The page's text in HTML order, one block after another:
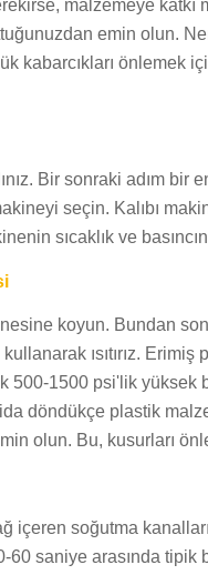
malzemeye
emin olun.
kabarcıkları önlemek
Bir sonraki adım bir
seçin. Kalıbı
sıcaklık ve
koyun. Bundan
ısıtırız.
500-1500 psi'lik
döndükçe plastik
olun. Bu, kusurları
içeren soğutma
60 saniye arasında